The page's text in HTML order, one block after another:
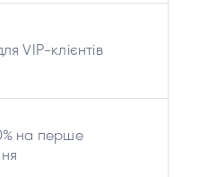
VIP-клієнтів
на перше